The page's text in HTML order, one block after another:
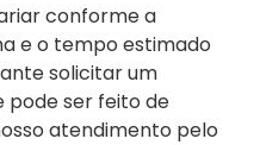
conforme a
e o tempo estimado
solicitar um
pode ser feito de
atendimento pelo